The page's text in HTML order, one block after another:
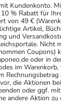
Kundenkonto.
% Rabatt für
von 49 €
Artikel,
und
Nicht
Coupons)
oder in
im
Rechnungsbetrag
die Aktionen
oder ggf.
andere Aktion zu